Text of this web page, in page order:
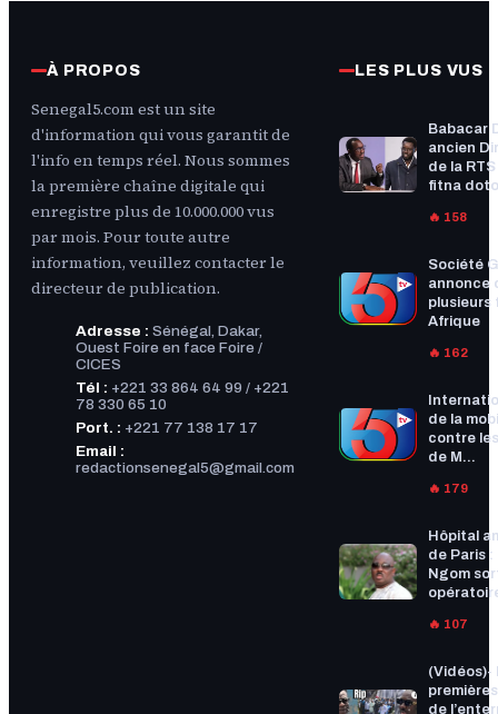
À PROPOS
Senegal5.com est un site
d'information qui vous garantit de
l'info en temps réel. Nous sommes
la première chaîne digitale qui
enregistre plus de 10.000.000 vus
par mois. Pour toute autre
information, veuillez contacter le
directeur de publication.
Adresse : Sénégal, Dakar,
Ouest Foire en face Foire /
CICES
Tél : +221 33 864 64 99 / +221
78 330 65 10
Port. : +221 77 138 17 17
Email :
redactionsenegal5@gmail.com
LES PLUS VUS
Babacar
ancien
de la RTS
fitna
🔥 158
Société
annonce
plusieurs
Afrique
🔥 162
de la
contre
de M...
🔥 179
Hôpital
de Paris :
Ngom
🔥 107
(Vidéos)-
de